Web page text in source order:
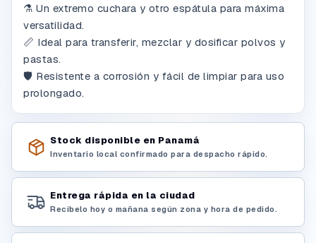
⚗️ Un extremo cuchara y otro espátula para máxima
versatilidad.
📏 Ideal para transferir, mezclar y dosificar polvos y
pastas.
🛡️ Resistente a corrosión y fácil de limpiar para uso
prolongado.
Stock disponible en Panamá
Inventario local confirmado para despacho rápido.
Entrega rápida en la ciudad
Recíbelo hoy o mañana según zona y hora de pedido.